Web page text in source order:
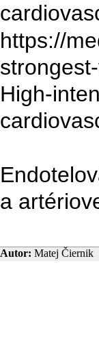
https://
High-
a
Autor: Matej Čiernik